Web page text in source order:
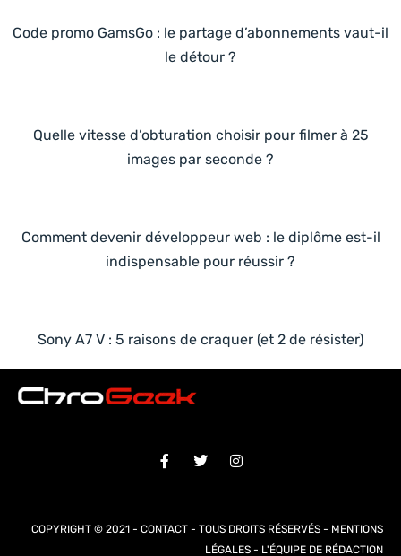
Code promo GamsGo : le partage d’abonnements vaut-il
le détour ?
Quelle vitesse d’obturation choisir pour filmer à 25
images par seconde ?
Comment devenir développeur web : le diplôme est-il
indispensable pour réussir ?
Sony A7 V : 5 raisons de craquer (et 2 de résister)
COPYRIGHT © 2021 - CONTACT - TOUS DROITS RÉSERVÉS - MENTIONS
LÉGALES - L'ÉQUIPE DE RÉDACTION